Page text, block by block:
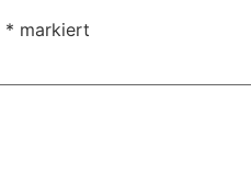
* markiert